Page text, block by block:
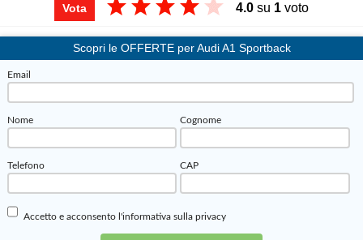
Vota 4.0 su 1 voto
Scopri le OFFERTE per Audi A1 Sportback
Email
Nome Cognome
Telefono CAP
Accetto e acconsento l'informativa sulla privacy